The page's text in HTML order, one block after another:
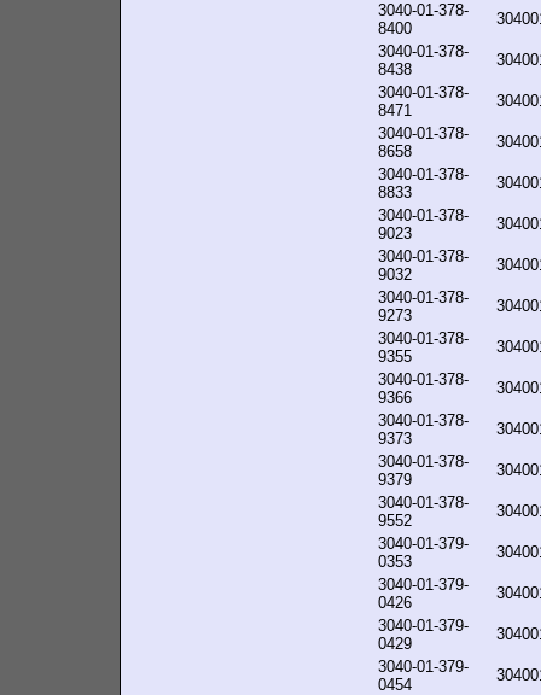
3040-01-378-
8400
3040-01-378-
8438
3040-01-378-
8471
3040-01-378-
8658
3040-01-378-
8833
3040-01-378-
9023
3040-01-378-
9032
3040-01-378-
9273
3040-01-378-
9355
3040-01-378-
9366
3040-01-378-
9373
3040-01-378-
9379
3040-01-378-
9552
3040-01-379-
0353
3040-01-379-
0426
3040-01-379-
0429
3040-01-379-
0454